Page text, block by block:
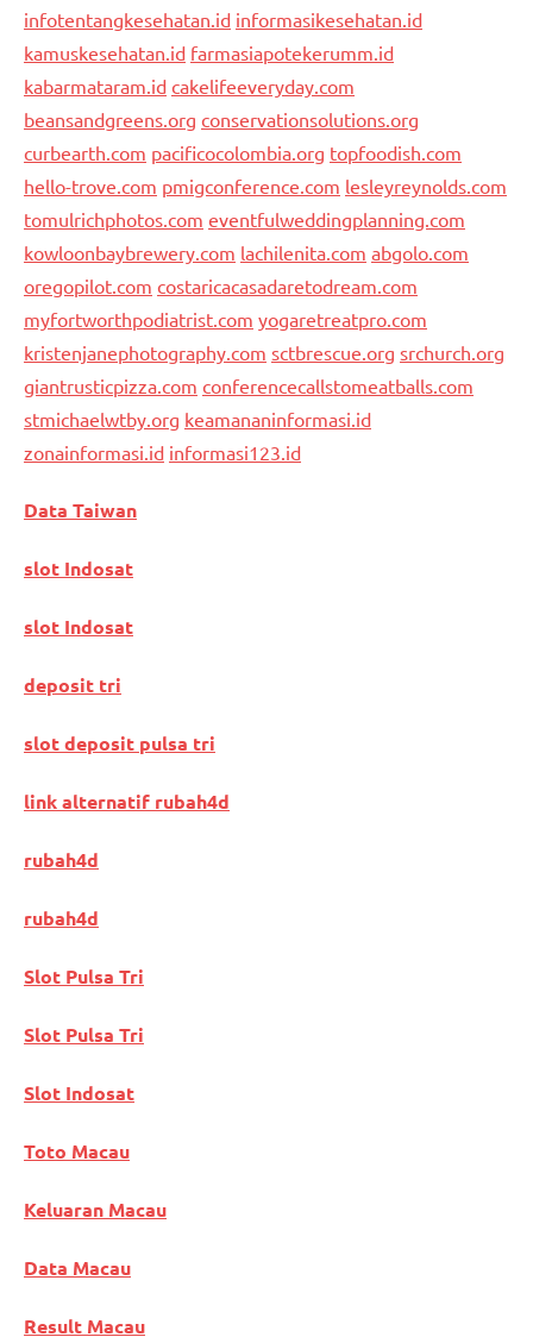
infotentangkesehatan.id informasikesehatan.id
kamuskesehatan.id farmasiapotekerumm.id
kabarmataram.id cakelifeeveryday.com
beansandgreens.org conservationsolutions.org
curbearth.com pacificocolombia.org topfoodish.com
hello-trove.com pmigconference.com lesleyreynolds.com
tomulrichphotos.com eventfulweddingplanning.com
kowloonbaybrewery.com lachilenita.com abgolo.com
oregopilot.com costaricacasadaretodream.com
myfortworthpodiatrist.com yogaretreatpro.com
kristenjanephotography.com sctbrescue.org srchurch.org
giantrusticpizza.com conferencecallstomeatballs.com
stmichaelwtby.org keamananinformasi.id
zonainformasi.id informasi123.id
Data Taiwan
slot Indosat
slot Indosat
deposit tri
slot deposit pulsa tri
link alternatif rubah4d
rubah4d
rubah4d
Slot Pulsa Tri
Slot Pulsa Tri
Slot Indosat
Toto Macau
Keluaran Macau
Data Macau
Result Macau